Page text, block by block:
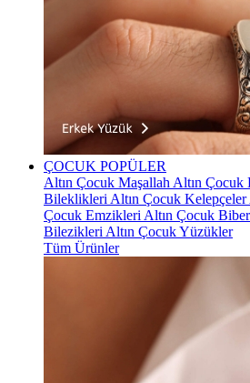
ÇOCUK POPÜLER
Altın Çocuk Maşallah Altın Çocuk
Bileklikleri Altın Çocuk Kelepçeler
Çocuk Emzikleri Altın Çocuk
Bilezikleri Altın Çocuk Yüzükler
Tüm Ürünler